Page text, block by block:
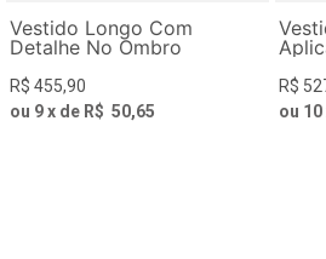
Vestido Longo Com
Detalhe No Ombro
R$ 455,90
ou 9x de R$ 50,65
R$
ou 10